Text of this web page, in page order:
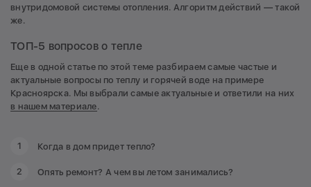
внутридомовой системы отопления. Алгоритм действий — такой
же.
ТОП-5 вопросов о тепле
Еще в одной статье по этой теме разбираем самые частые и
актуальные вопросы по теплу и горячей воде на примере
Красноярска. Мы выбрали самые актуальные и ответили на них
в нашем материале.
Когда в дом придет тепло?
Опять ремонт? А чем вы летом занимались?